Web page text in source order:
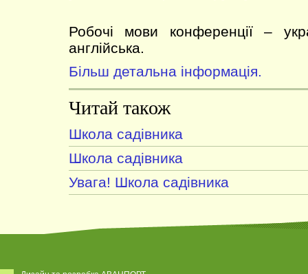
Робочі мови конференції –
англійська.
Більш детальна інформація.
Читай також
Школа садівника
Школа садівника
Увага! Школа садівника